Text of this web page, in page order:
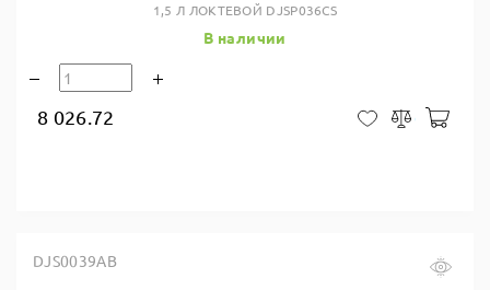
1,5 Л ЛОКТЕВОЙ DJSP036CS
В наличии
8 026.72 В закладки
Сравнить
DJS0039AB